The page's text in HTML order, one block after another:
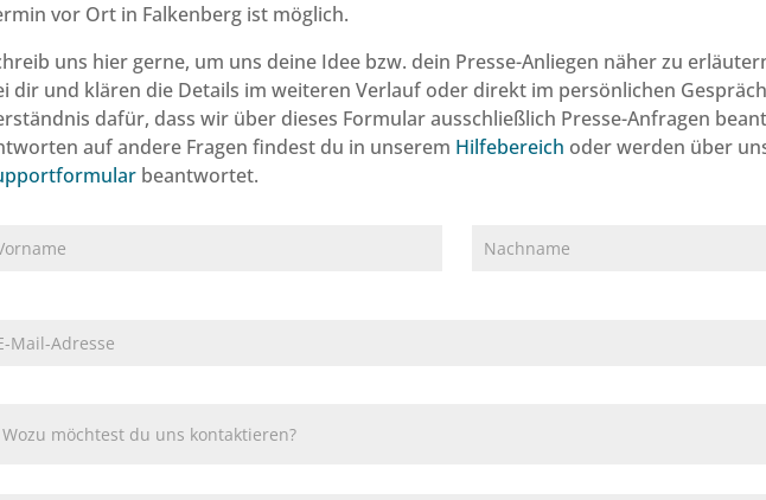
vor Ort in Falkenberg ist möglich.
uns hier gerne, um uns deine Idee bzw. dein Presse-Anliegen näher zu
dir und klären die Details im weiteren Verlauf oder direkt im persönlichen
dafür, dass wir über dieses Formular ausschließlich Presse-Anfragen
auf andere Fragen findest du in unserem Hilfebereich oder werden über
beantwortet.